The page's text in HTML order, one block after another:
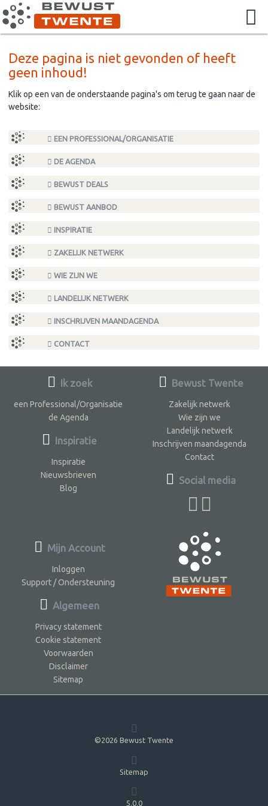
Deze pagina is niet gevonden of heeft
geen inhoud!
Klik op een van de onderstaande pagina's om terug te gaan naar de
website:
EEN PROFESSIONAL/ORGANISATIE
DE AGENDA
BEWUST DEALS
BEWUST AANBOD
INSPIRATIE
ZAKELIJK NETWERK
WIE ZIJN WE
LANDELIJK NETWERK
INSCHRIJVEN MAANDAGENDA
CONTACT
Ik zoek
een Professional/Organisatie
de Agenda
Inspiratie
Inspiratie
Nieuwsbrieven
Blog
Bewust Twente
Zakelijk netwerk
Wie zijn we
Landelijk netwerk
Inschrijven maandagenda
Contact
Social media
Mijn Account
Inloggen
Support / Ondersteuning
Algemeen
Privacy statement
Cookie statement
Voorwaarden
Disclaimer
Sitemap
©2026 Bewust Twente
Sitemap
5.0.0